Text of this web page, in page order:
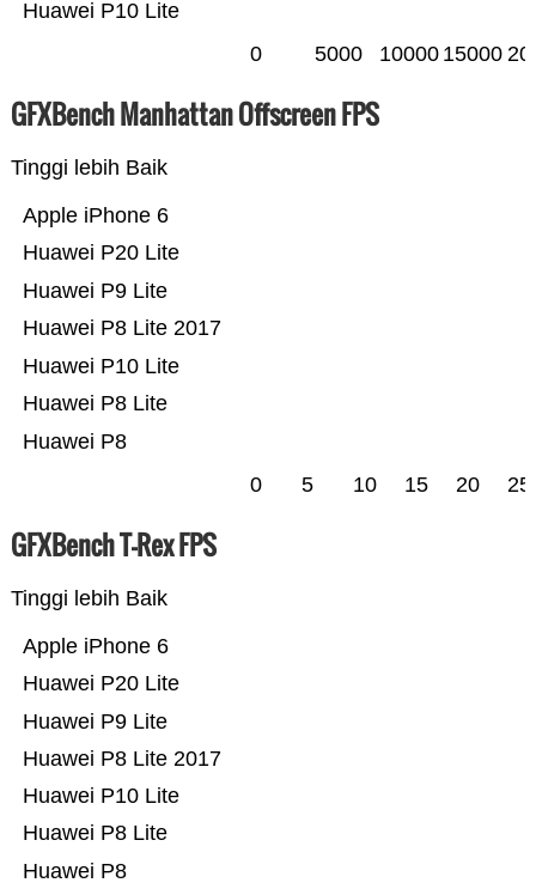
Huawei P10 Lite
0 5000 10000 15000
GFXBench Manhattan Offscreen FPS
Tinggi lebih Baik
Huawei P8
Huawei P8 Lite
Huawei P10 Lite
Huawei P8 Lite 2017
Huawei P9 Lite
Huawei P20 Lite
Apple iPhone 6
0 5 10 15 20 25
GFXBench T-Rex FPS
Tinggi lebih Baik
Huawei P8
Huawei P8 Lite
Huawei P10 Lite
Huawei P8 Lite 2017
Huawei P9 Lite
Huawei P20 Lite
Apple iPhone 6